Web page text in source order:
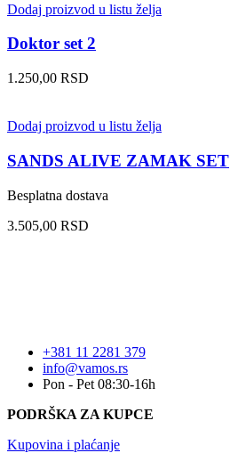
Dodaj proizvod u listu želja
Doktor set 2
1.250,00 RSD
Dodaj proizvod u listu želja
SANDS ALIVE ZAMAK SET
Besplatna dostava
3.505,00 RSD
+381 11 2281 379
info@vamos.rs
Pon - Pet 08:30-16h
PODRŠKA ZA KUPCE
Kupovina i plaćanje